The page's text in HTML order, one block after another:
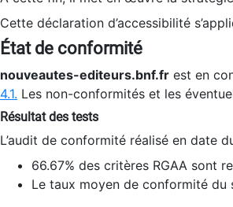
Cette déclaration d’accessibilité
État de conformité
nouveautes-editeurs.bnf.fr est en
4.1. Les non-conformités et les
Résultat des tests
L’audit de conformité réalisé en date
66.67% des critères RGAA sont
Le taux moyen de conformité du